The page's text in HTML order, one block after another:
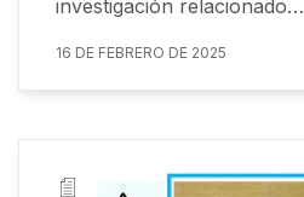
investigación relacionado…
16 DE FEBRERO DE 2025